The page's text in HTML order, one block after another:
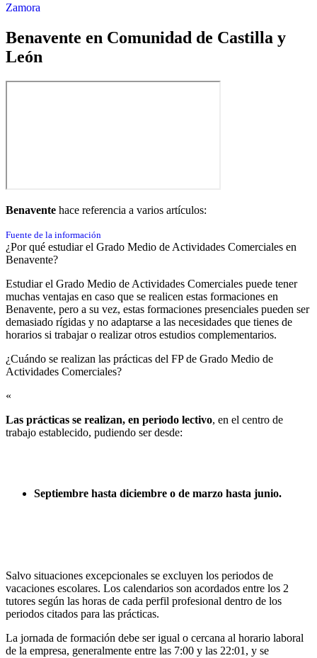
Zamora
Benavente en Comunidad de Castilla y
León
Benavente hace referencia a varios artículos:
Fuente de la información
¿Por qué estudiar el Grado Medio de Actividades Comerciales en
Benavente?
Estudiar el Grado Medio de Actividades Comerciales puede tener
muchas ventajas en caso que se realicen estas formaciones en
Benavente, pero a su vez, estas formaciones presenciales pueden ser
demasiado rígidas y no adaptarse a las necesidades que tienes de
horarios si trabajar o realizar otros estudios complementarios.
¿Cuándo se realizan las prácticas del FP de Grado Medio de
Actividades Comerciales?​
«
Las prácticas se realizan, en periodo lectivo, en el centro de
trabajo establecido, pudiendo ser desde:
Septiembre hasta diciembre o de marzo hasta junio.
Salvo situaciones excepcionales se excluyen los periodos de
vacaciones escolares. Los calendarios son acordados entre los 2
tutores según las horas de cada perfil profesional dentro de los
periodos citados para las prácticas.
La jornada de formación debe ser igual o cercana al horario laboral
de la empresa, generalmente entre las 7:00 y las 22:01, y se